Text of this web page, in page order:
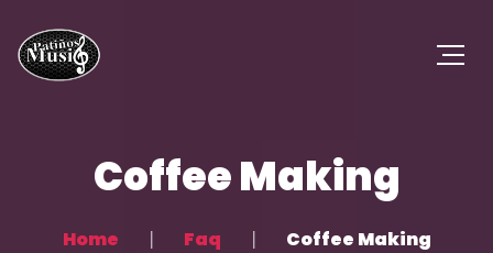
Coffee Making
Home Faq Coffee Making